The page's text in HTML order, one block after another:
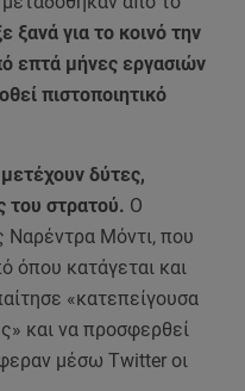
ξανά για το κοινό την
επτά μήνες εργασιών
πιστοποιητικό
δύτες,
του στρατού. Ο
Μόντι, που
όπου κατάγεται και
«κατεπείγουσα
και να προσφερθεί
μέσω Twitter οι